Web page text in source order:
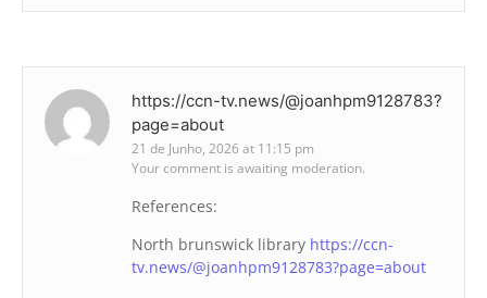
https://ccn-tv.news/@joanhpm9128783?
page=about
21 de Junho, 2026 at 11:15 pm
Your comment is awaiting moderation.
References:
North brunswick library https://ccn-
tv.news/@joanhpm9128783?page=about